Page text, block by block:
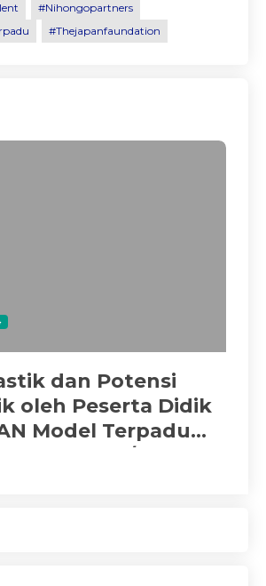
#Nihongopartners
#Thejapanfaundation
dan Potensi
oleh Peserta Didik
Model Terpadu